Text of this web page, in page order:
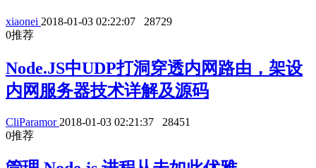
xiaonei 2018-01-03 02:22:07
28729
0推荐
Node.JS中UDP打洞穿透内网路由，架设
内网服务器技术详解及源码
CliParamor 2018-01-03 02:21:37
28451
0推荐